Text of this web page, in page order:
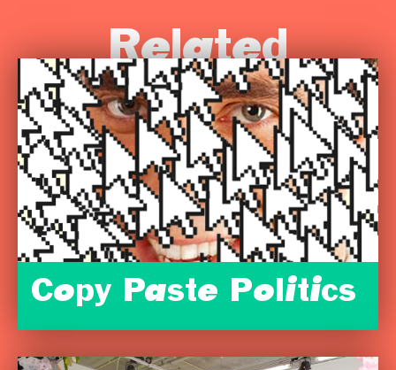
Related
Copy Paste Politics